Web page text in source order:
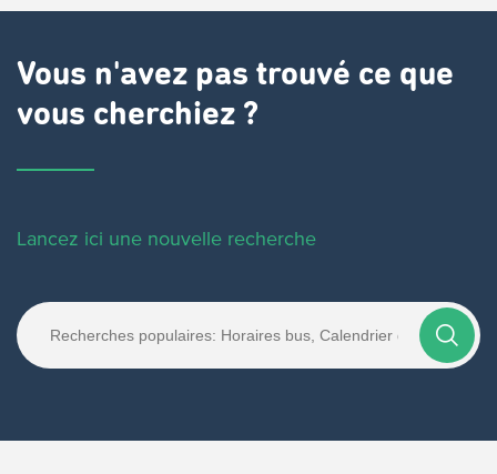
Vous n'avez pas trouvé ce que
vous cherchiez ?
Lancez ici une nouvelle recherche